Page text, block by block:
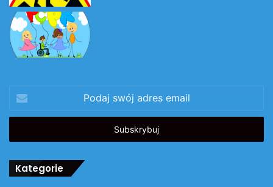
swój
adres
Kategorie